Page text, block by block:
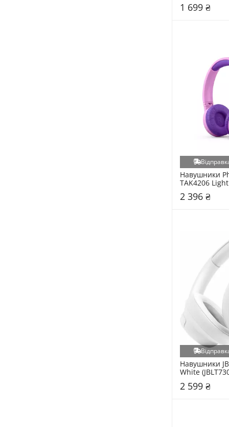
1 699 ₴
Навушники
TAK4206
2 396 ₴
Навушники
White
2 599 ₴